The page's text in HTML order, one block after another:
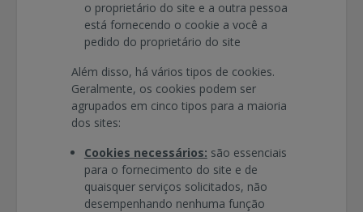
o proprietário do site e a outra pessoa
está fornecendo o cookie a você a
pedido do proprietário do site
Além disso, há vários tipos de cookies.
Geralmente, os cookies podem ser
agrupados em cinco tipos para a maioria
dos sites:
Cookies necessários: são essenciais
para o fornecimento do site e de
quaisquer serviços solicitados, não
desempenhando nenhuma função